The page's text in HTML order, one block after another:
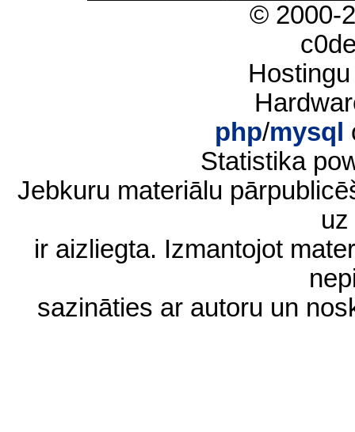
© 2000-
php/mysql
Statistika
Jebkuru materiālu
ir aizliegta. Izmantojot
sazināties ar autoru un